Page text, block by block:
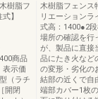
樹脂フ
】
商品
表示価
（ラチ
開閉
木樹脂フェンス
リエーション
式高：1400●2
場所の確認を行
が、製品に直接
品にたき火など
の変形・劣化の
結部の近くで自
端部カバー1枚